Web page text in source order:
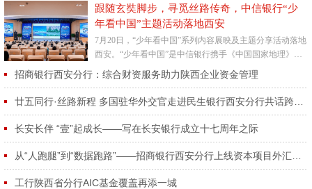
跟随玄奘脚步，寻觅丝路传奇，中信银行“少
年看中国”主题活动落地西安
7月20日，“少年看中国”系列内容展映及主题分享活动落地
西安。“少年看中国”是中信银行携手《中国国家地理》杂
志社为亲子家庭特别打造的主题活动，旨在以精彩地理内
容...
招商银行西安分行：综合财资服务助力陕西企业资金管理
长安长伴 “壹”起成长——写在长安银行成立十七周年之际
工行陕西省分行AIC基金覆盖再添一城